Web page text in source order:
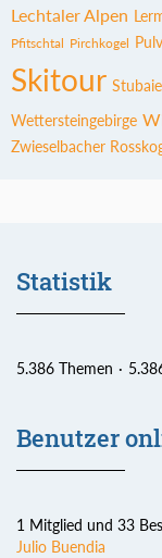
Lechtaler Alpen
Pfitschtal Pirchkogel
Skitour
Wettersteingebirge
Zwieselbacher
Statistik
5.386 Themen
Benutzer
1 Mitglied und 33
Julio Buendia